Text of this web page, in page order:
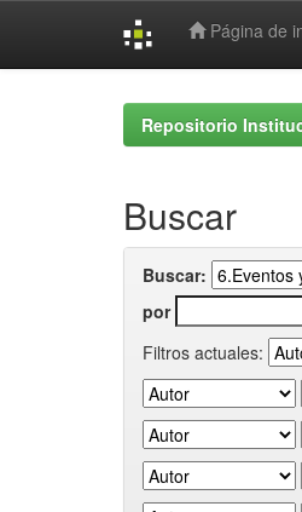
Página de
Repositorio
Buscar
Buscar:
por
Filtros actuales: